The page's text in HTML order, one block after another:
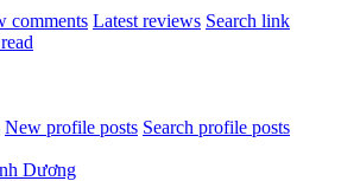
comments Latest reviews Search link
New profile posts Search profile posts
Dương